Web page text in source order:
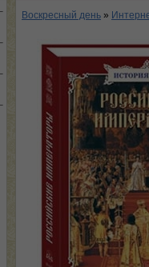
Воскресный день »